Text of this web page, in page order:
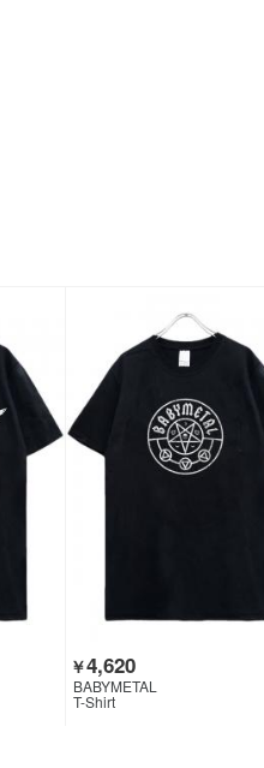
￥4,620
BABYMETAL
T-Shirt